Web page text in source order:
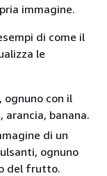
immagine.
di come il
le
con il
banana.
di un
ognuno
del frutto.